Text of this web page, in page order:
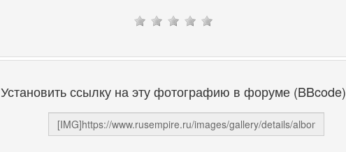
Установить ссылку на эту фотографию в форуме (BBcode)